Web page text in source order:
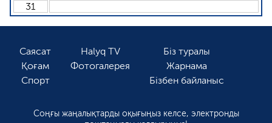
31
Саясат
Қоғам
Спорт
Halyq TV
Фотогалерея
Біз туралы
Жарнама
Бізбен байланыс
Соңғы жаңалықтарды оқығыңыз келсе, электронды